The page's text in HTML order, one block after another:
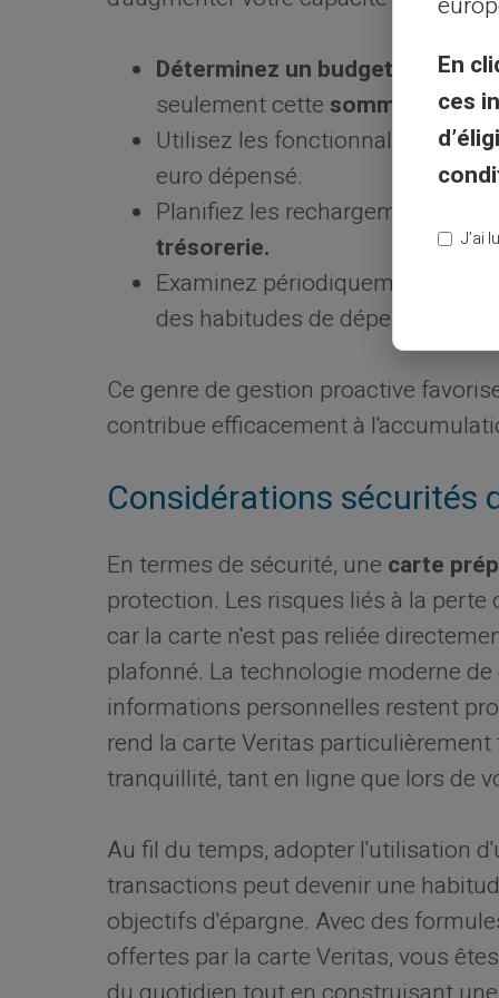
Déterminez un budget strict
seulement cettesomme
sur
Utilisez les fonctionnalités de
euro dépensé.
Planifiez les rechargements
trésorerie.
Examinez périodiquement votre
des habitudes de dépenses
Ce genre de gestion proactive
contribue efficacement à
Considérations sécurités
En termes de sécurité, une carte
protection. Les risques liés à la
car la carte n'est pas reliée
plafonné. La technologie moderne
informations personnelles restent
rend la carte Veritas
tranquillité, tant en ligne que lors de
Au fil du temps, adopter l'utilisation
transactions peut devenir une
objectifs d'épargne. Avec des
offertes par la carte Veritas, vous
En
ces
J’ai